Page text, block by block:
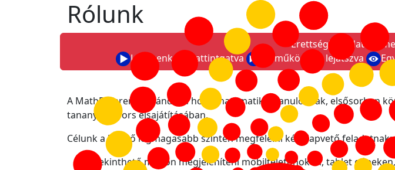
Rólunk
Érettségi feladatsor
Lépésenként kattintgatva
Önműködően lejátszva
A MathReference szándéka hogy matematikát tanulóknak, elsősorban
tananyag gyors elsajátításában.
Célunk a lehető legmagasabb szinten megfelelni két alapvető feladatnak:
Áttekinthető módon megjeleníteni mobiltelefonokon, tablet